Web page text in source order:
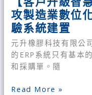
攻製造業數位
驗系統建置
元升橡膠科技有限公
的ERP系統只有基本
和採購單。隨
位
化
完
成
元
升
膠
Read More »